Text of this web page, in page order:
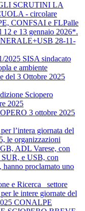
SCRUTINI LA
- circolare
CONFSAI e FLPalle
12 e 13 gennaio 2026*.
28-11-
2025 SISA sindacato
e ambiente
del 3 Ottobre 2025
Sciopero
2025
3 ottobre 2025
l’intera giornata del
le organizzazioni
ADL Varese, con
e USB, con
hanno proclamato uno
e Ricerca_ settore
le intere giornate del
CONALPE